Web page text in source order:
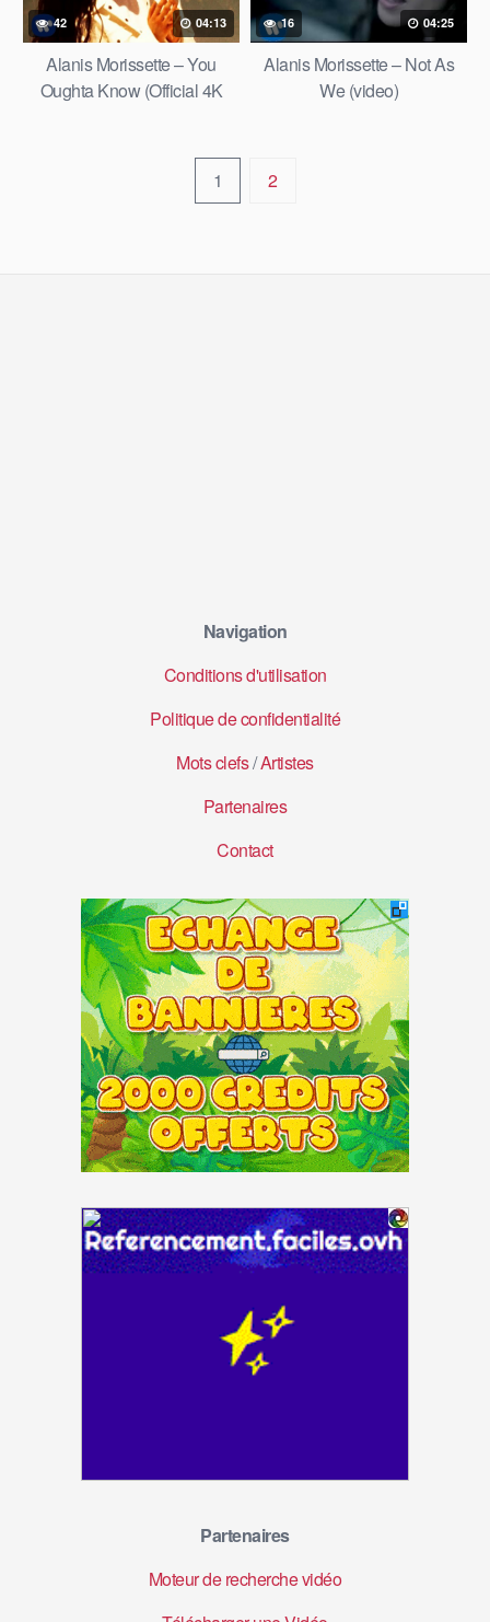
42 04:13
Alanis Morissette – You
Oughta Know (Official 4K
16 04:25
Alanis Morissette – Not As
We (video)
1 2
Navigation
Conditions d'utilisation
Politique de confidentialité
Mots clefs/Artistes
Partenaires
Contact
Partenaires
Moteur de recherche vidéo